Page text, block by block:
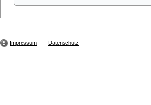
Impressum Datenschutz